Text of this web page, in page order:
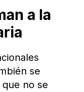
a la
se
no se